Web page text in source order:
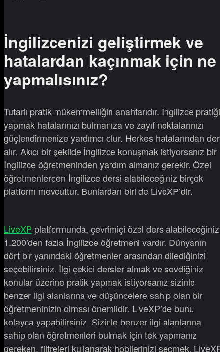
İngilizcenizi geliştirmek ve
hatalardan kaçınmak için ne
yapmalısınız?
Tutarlı pratik mükemmelliğin anahtarıdır. İngilizce pratiği
yapmak hatalarınızı bulmanıza ve zayıf noktalarınızı
güçlendirmenize yardımcı olur. Herkes hatalarından
alır. Akıcı bir şekilde İngilizce konuşmak istiyorsanız bir
İngilizce öğretmeninden yardım almanız gerekir. Özel
öğretmenlerden İngilizce dersi alabileceğiniz birçok
platform mevcuttur. Bunlardan biri de LiveXP’dir.
LiveXP platformunda, çevrimiçi özel ders alabileceğiniz
1.200’den fazla İngilizce öğretmeni vardır. Dünyanın
dört bir yanındaki öğretmenler arasından dilediğinizi
seçebilirsiniz. İlgi çekici dersler almak ve sevdiğiniz
konular üzerine pratik yapmak istiyorsanız sizinle
benzer ilgi alanlarına ve düşüncelere sahip olan bir
öğretmeninizin olması önemlidir. LiveXP’de bunu
kolayca yapabilirsiniz. Sizinle benzer ilgi alanlarına
sahip olan öğretmenleri bulmak için tek yapmanız
gereken, filtreleri kullanarak hobilerinizi seçmek.